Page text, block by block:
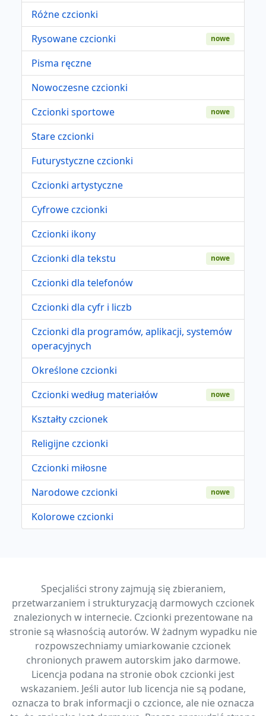
Różne czcionki
Rysowane czcionki
nowe
Pisma ręczne
Nowoczesne czcionki
Czcionki sportowe
nowe
Stare czcionki
Futurystyczne czcionki
Czcionki artystyczne
Cyfrowe czcionki
Czcionki ikony
Czcionki dla tekstu
nowe
Czcionki dla telefonów
Czcionki dla cyfr i liczb
Czcionki dla programów, aplikacji, systemów
operacyjnych
Określone czcionki
Czcionki według materiałów
nowe
Kształty czcionek
Religijne czcionki
Czcionki miłosne
Narodowe czcionki
nowe
Kolorowe czcionki
Specjaliści strony zajmują się zbieraniem,
przetwarzaniem i strukturyzacją darmowych czcionek
znalezionych w internecie. Czcionki prezentowane na
stronie są własnością autorów. W żadnym wypadku nie
rozpowszechniamy umiarkowanie czcionek
chronionych prawem autorskim jako darmowe.
Licencja podana na stronie obok czcionki jest
wskazaniem. Jeśli autor lub licencja nie są podane,
oznacza to brak informacji o czcionce, ale nie oznacza